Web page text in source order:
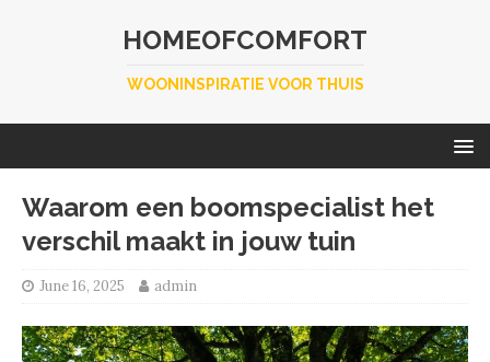
HOMEOFCOMFORT
WOONINSPIRATIE VOOR THUIS
Waarom een boomspecialist het
verschil maakt in jouw tuin
June 16, 2025 admin